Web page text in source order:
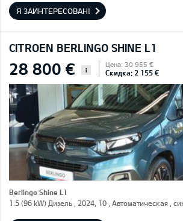
Я ЗАИНТЕРЕСОВАН!
CITROEN BERLINGO SHINE L1
28 800 € i
Цена: 30 955 €
Скидка: 2 155 €
Berlingo Shine L1
1.5 (96 kW) Дизель , 2024, 10 , Автоматическая ,